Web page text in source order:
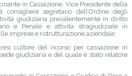
in Cassazione, Vice Presidente della
consigliere segretario dell’Ordine degli
giudiziaria prevalentemente in diritto
e Penale e attività stragiudiziale in
imprese e ristrutturazione aziendale.
cultore del ricorso per cassazione in
giudiziaria e del quale è stato relatore